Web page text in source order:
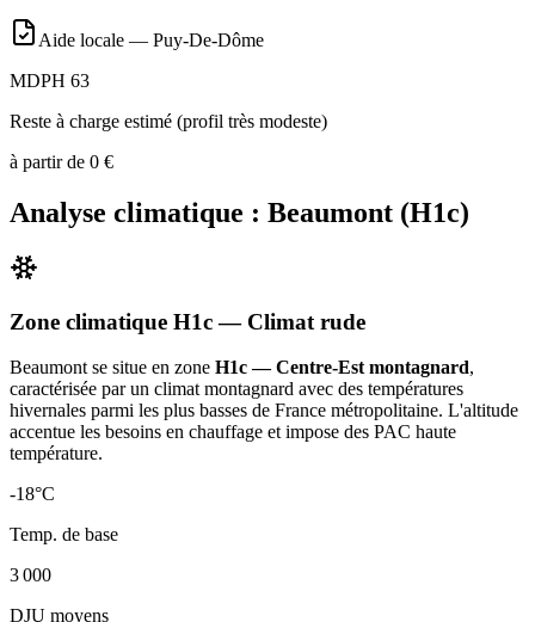
Aide locale — Puy-De-Dôme
MDPH 63
Reste à charge estimé (profil très modeste)
à partir de 0 €
Analyse climatique : Beaumont (H1c)
Zone climatique H1c— Climat rude
Beaumont se situe en zone H1c — Centre-Est montagnard,
caractérisée par un climat montagnard avec des températures
hivernales parmi les plus basses de France métropolitaine. L'altitude
accentue les besoins en chauffage et impose des PAC haute
température.
-18°C
Temp. de base
3 000
DJU moyens